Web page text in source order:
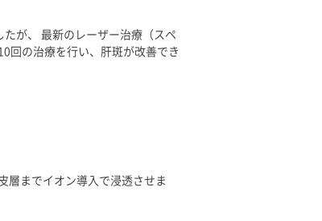
が、 最新のレーザー治療（スペ
回の治療を行い、肝斑が改善でき
層までイオン導入で浸透させま